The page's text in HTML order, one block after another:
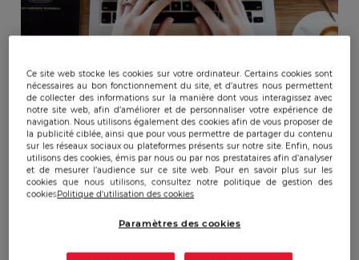
29/12/2018|Actualizado:
Ce site web stocke les cookies sur votre ordinateur. Certains cookies sont
nécessaires au bon fonctionnement du site, et d’autres nous permettent
de collecter des informations sur la manière dont vous interagissez avec
notre site web, afin d’améliorer et de personnaliser votre expérience de
navigation. Nous utilisons également des cookies afin de vous proposer de
la publicité ciblée, ainsi que pour vous permettre de partager du contenu
sur les réseaux sociaux ou plateformes présents sur notre site. Enfin, nous
utilisons des cookies, émis par nous ou par nos prestataires afin d’analyser
et de mesurer l’audience sur ce site web. Pour en savoir plus sur les
cookies que nous utilisons, consultez notre politique de gestion des
cookiesPolitique d'utilisation des cookies
Paramètres des cookies